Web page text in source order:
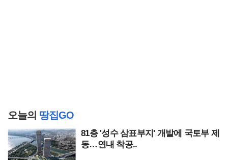
오늘의 땅집GO
81층 '성수 삼표부지' 개발에 국토부 제
동…연내 착공..